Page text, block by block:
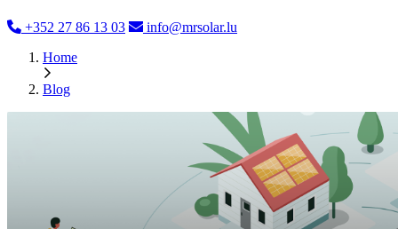
+352 27 86 13 03
info@mrsolar.lu
Home
Blog